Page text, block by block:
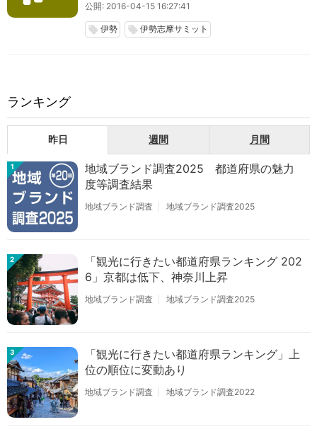
公開: 2016-04-15 16:27:41
local_offer 伊勢 local_offer 伊勢志摩サミット
ランキング
昨日 週間 月間
1
地域ブランド調査2025 都道府県の魅力
度等調査結果
地域ブランド調査 地域ブランド調査2025
2
「観光に行きたい都道府県ランキング 202
6」京都は低下、神奈川上昇
地域ブランド調査 地域ブランド調査2025
3
「観光に行きたい都道府県ランキング」上
位の順位に変動あり
地域ブランド調査 地域ブランド調査2022